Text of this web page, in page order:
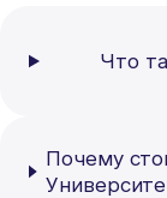
Что
Почему